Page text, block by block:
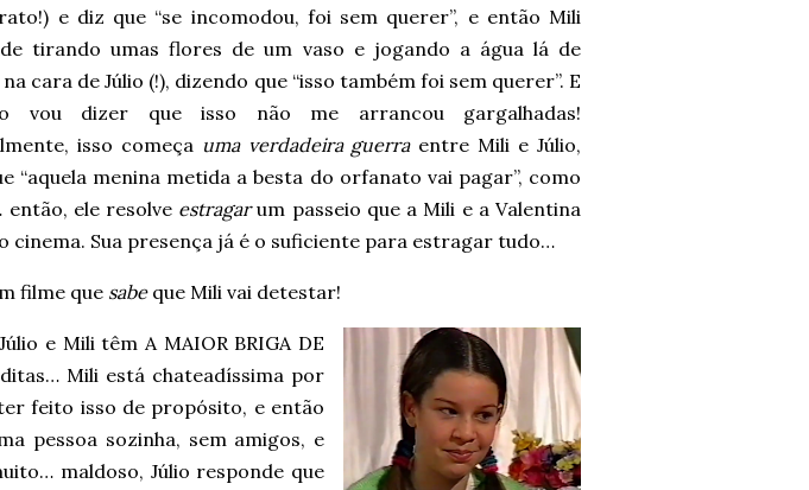
e diz que “se incomodou, foi sem querer”, e então Mili
tirando umas flores de um vaso e jogando a água lá de
cara de Júlio (!), dizendo que “isso também foi sem querer”. E
vou dizer que isso não me arrancou gargalhadas!
isso começa uma verdadeira guerraentre Mili e Júlio,
“aquela menina metida a besta do orfanato vai pagar”, como
então, ele resolve estragarum passeio que a Mili e a Valentina
cinema. Sua presença já é o suficiente para estragar tudo…
filme que sabeque Mili vai detestar!
e Mili têm A MAIOR BRIGA DE
Mili está chateadíssima por
feito isso de propósito, e então
pessoa sozinha, sem amigos, e
maldoso, Júlio responde que